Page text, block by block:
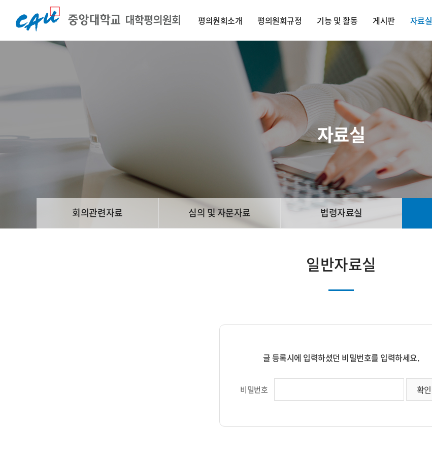
평의원회소개 평의원회규정 기능 및 활동 게시판 자료실
자료실
회의관련자료 심의 및 자문자료 법령자료실
일반자료실
글 등록시에 입력하셨던 비밀번호를 입력하세요.
비밀번호